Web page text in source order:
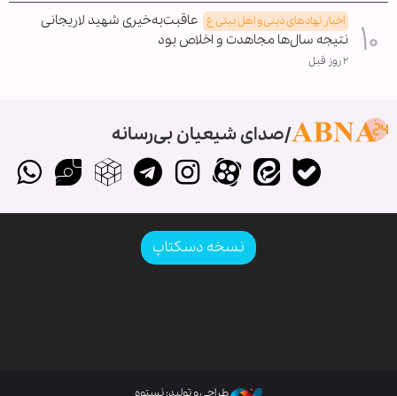
اخبار نهادهای دینی و اهل بیتی ع عاقبت‌به‌خیری شهید لاریجانی
نتیجه سال‌ها مجاهدت و اخلاص بود
۲ روز قبل
صدای شیعیان بی‌رسانه
نسخه دسکتاپ
طراحی و تولید: نستوه